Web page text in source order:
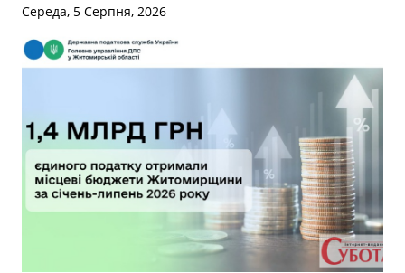
Середа, 5 Серпня, 2026